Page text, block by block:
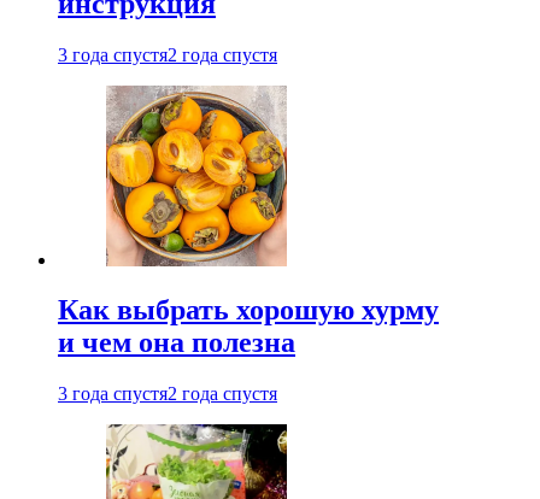
3 года спустя2 года спустя
Как выбрать хорошую хурму
и чем она полезна
3 года спустя2 года спустя